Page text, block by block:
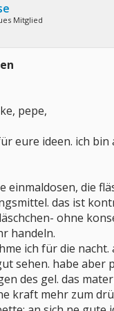
Mitglied
pepe,
eure ideen. ich bin
einmaldosen, die
das ist
ohne
handeln.
ich für die
sehen. habe aber
des gel. das
kraft mehr zum